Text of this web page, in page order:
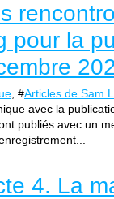
pour la
, #Articles de Sam
avec la
publiés avec un
4. La